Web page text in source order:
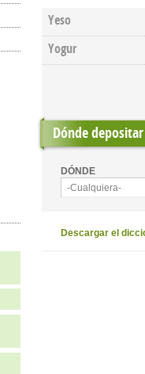
Yeso
Yogur
Dónde
DÓNDE
-Cualquiera-
Descargar el